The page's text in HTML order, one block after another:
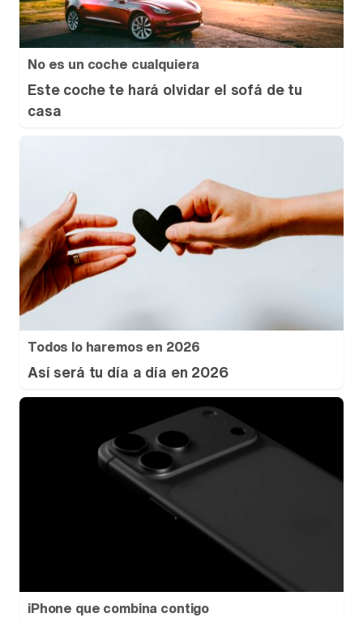
No es un coche cualquiera
Este coche te hará olvidar el sofá de tu
casa
Todos lo haremos en 2026
Así será tu día a día en 2026
iPhone que combina contigo